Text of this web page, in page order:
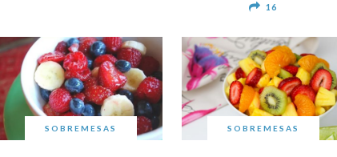
16
SOBREMESAS SOBREMESAS